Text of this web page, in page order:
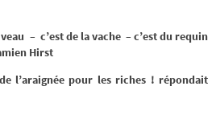
veau – c’est de la vache – c’est du requin
Hirst
l’araignée pour les riches ! répondait